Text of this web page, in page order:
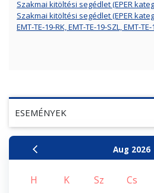
ESEMÉNYEK
Aug 2026
H K Sz Cs
Szakmai kitöltési segédlet (EPER
Szakmai kitöltési segédlet (EPER
EMT-TE-19-RK, EMT-TE-19-SZL, EMT-